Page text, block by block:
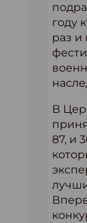
году
раз и
В
87, и